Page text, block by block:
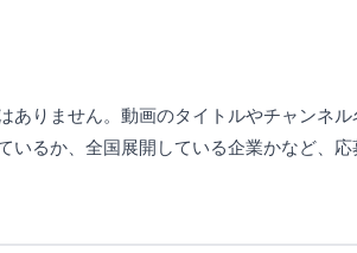
りません。動画のタイトルやチャンネ
るか、全国展開している企業かなど、